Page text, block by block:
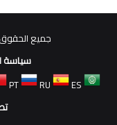
جميع
سياسة
PT RU
ES